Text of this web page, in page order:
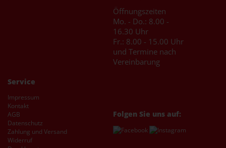
Öffnungszeiten
Mo. - Do.: 8.00 -
16.30 Uhr
Fr.: 8.00 - 15.00 Uhr
und Termine nach
Vereinbarung
Service
Impressum
Kontakt
AGB
Datenschutz
Zahlung und Versand
Widerruf
Folgen Sie uns auf: